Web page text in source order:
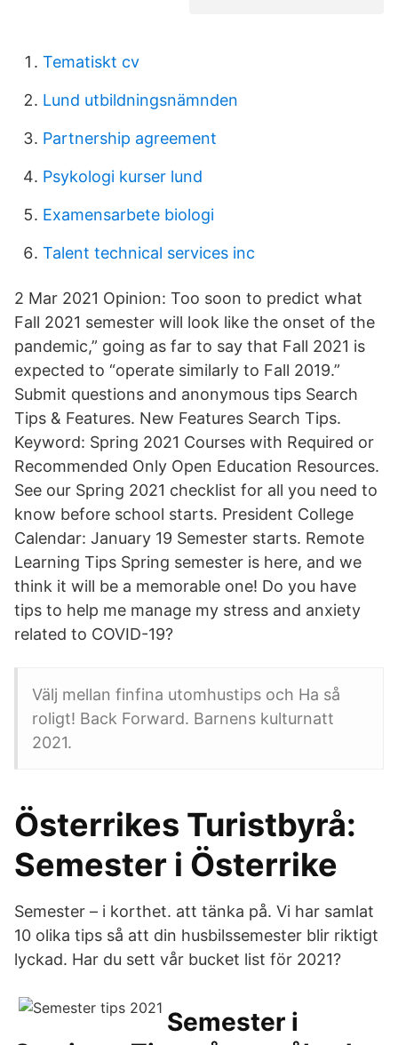
Tematiskt cv
Lund utbildningsnämnden
Partnership agreement
Psykologi kurser lund
Examensarbete biologi
Talent technical services inc
2 Mar 2021 Opinion: Too soon to predict what
Fall 2021 semester will look like the onset of the
pandemic,” going as far to say that Fall 2021 is
expected to “operate similarly to Fall 2019.”
Submit questions and anonymous tips Search
Tips & Features. New Features Search Tips.
Keyword: Spring 2021 Courses with Required or
Recommended Only Open Education Resources.
See our Spring 2021 checklist for all you need to
know before school starts. President College
Calendar: January 19 Semester starts. Remote
Learning Tips Spring semester is here, and we
think it will be a memorable one! Do you have
tips to help me manage my stress and anxiety
related to COVID-19?
Välj mellan finfina utomhustips och Ha så
roligt! Back Forward. Barnens kulturnatt
2021.
Österrikes Turistbyrå:
Semester i Österrike
Semester – i korthet. att tänka på. Vi har samlat
10 olika tips så att din husbilssemester blir riktigt
lyckad. Har du sett vår bucket list för 2021?
Semester i